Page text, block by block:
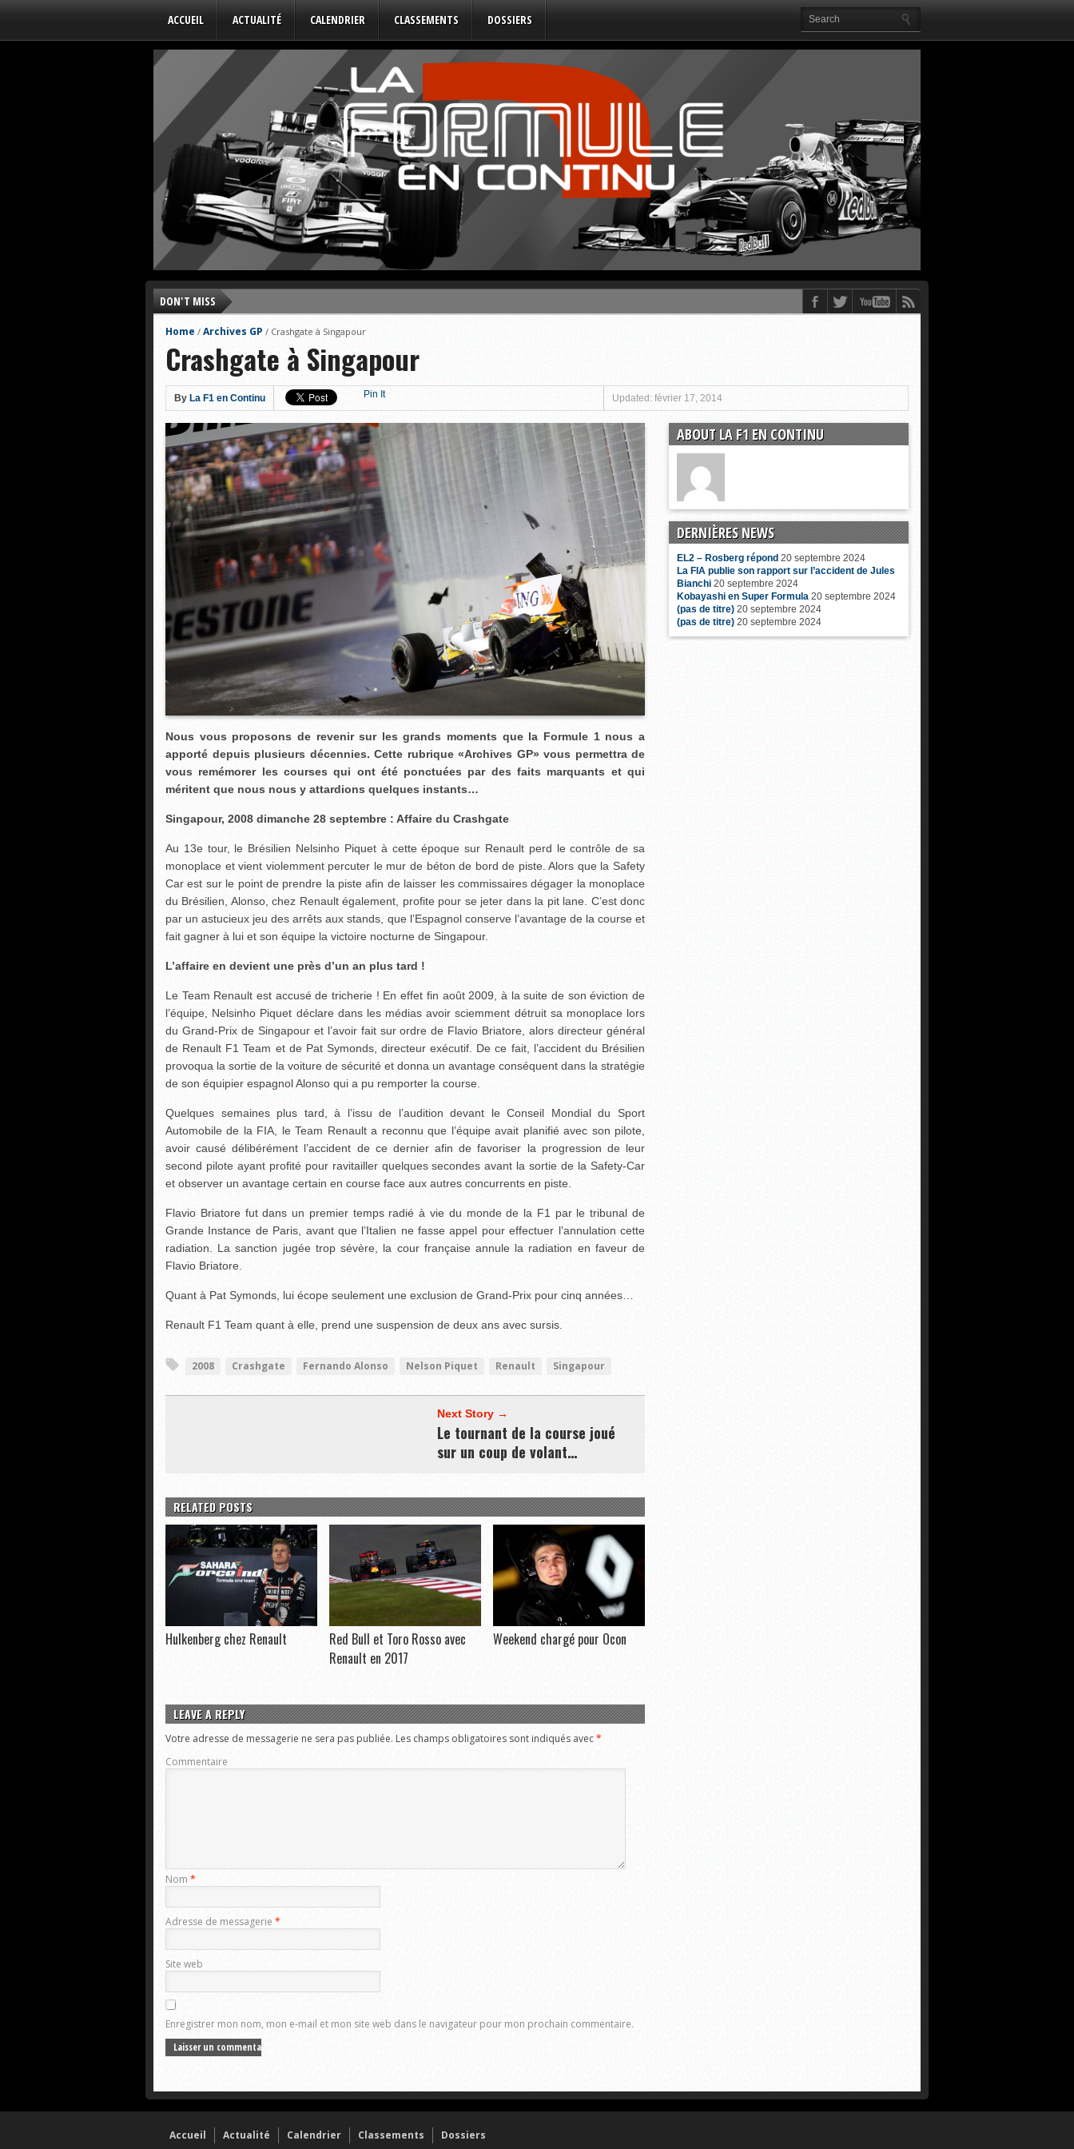
ACCUEIL ACTUALITÉ CALENDRIER CLASSEMENTS DOSSIERS
DON'T MISS
Home / Archives GP / Crashgate à Singapour
Crashgate à Singapour
By La F1 en Continu Pin It Updated: février 17, 2014
Nous vous proposons de revenir sur les grands moments que la Formule 1 nous a
apporté depuis plusieurs décennies. Cette rubrique «Archives GP» vous permettra de
vous remémorer les courses qui ont été ponctuées par des faits marquants et qui
méritent que nous nous y attardions quelques instants…
Singapour, 2008 dimanche 28 septembre : Affaire du Crashgate
Au 13e tour, le Brésilien Nelsinho Piquet à cette époque sur Renault perd le contrôle de sa
monoplace et vient violemment percuter le mur de béton de bord de piste. Alors que la Safety
Car est sur le point de prendre la piste afin de laisser les commissaires dégager la monoplace
du Brésilien, Alonso, chez Renault également, profite pour se jeter dans la pit lane. C’est donc
par un astucieux jeu des arrêts aux stands, que l’Espagnol conserve l’avantage de la course et
fait gagner à lui et son équipe la victoire nocturne de Singapour.
L’affaire en devient une près d’un an plus tard !
Le Team Renault est accusé de tricherie ! En effet fin août 2009, à la suite de son éviction de
l’équipe, Nelsinho Piquet déclare dans les médias avoir sciemment détruit sa monoplace lors
du Grand-Prix de Singapour et l’avoir fait sur ordre de Flavio Briatore, alors directeur général
de Renault F1 Team et de Pat Symonds, directeur exécutif. De ce fait, l’accident du Brésilien
provoqua la sortie de la voiture de sécurité et donna un avantage conséquent dans la stratégie
de son équipier espagnol Alonso qui a pu remporter la course.
Quelques semaines plus tard, à l’issu de l’audition devant le Conseil Mondial du Sport
Automobile de la FIA, le Team Renault a reconnu que l’équipe avait planifié avec son pilote,
avoir causé délibérément l’accident de ce dernier afin de favoriser la progression de leur
second pilote ayant profité pour ravitailler quelques secondes avant la sortie de la Safety-Car
et observer un avantage certain en course face aux autres concurrents en piste.
Flavio Briatore fut dans un premier temps radié à vie du monde de la F1 par le tribunal de
Grande Instance de Paris, avant que l’Italien ne fasse appel pour effectuer l’annulation cette
radiation. La sanction jugée trop sévère, la cour française annule la radiation en faveur de
Flavio Briatore.
Quant à Pat Symonds, lui écope seulement une exclusion de Grand-Prix pour cinq années…
Renault F1 Team quant à elle, prend une suspension de deux ans avec sursis.
2008 Crashgate Fernando Alonso Nelson Piquet Renault Singapour
Next Story →
Le tournant de la course joué
sur un coup de volant…
RELATED POSTS
Hulkenberg chez Renault
Red Bull et Toro Rosso avec
Renault en 2017
Weekend chargé pour Ocon
LEAVE A REPLY
Votre adresse de messagerie ne sera pas publiée. Les champs obligatoires sont indiqués avec*
Commentaire
Nom *
Adresse de messagerie *
Site web
Enregistrer mon nom, mon e-mail et mon site web dans le navigateur pour mon prochain commentaire.
ABOUT LA F1 EN CONTINU
DERNIÈRES NEWS
EL2 – Rosberg répond 20 septembre 2024
La FIA publie son rapport sur l’accident de Jules
Bianchi 20 septembre 2024
Kobayashi en Super Formula 20 septembre 2024
(pas de titre) 20 septembre 2024
(pas de titre) 20 septembre 2024
Accueil Actualité Calendrier Classements Dossiers